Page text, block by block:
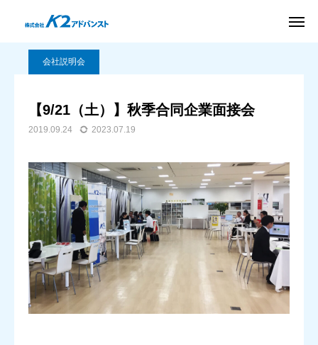
BLOG 会社説明会
会社説明会
【9/21（土）】秋季合同企業面接会
2019.09.24 2023.07.19
資料
ダウンロード
パッケージ
ソリューション
導入事例
会社案内
BLOG